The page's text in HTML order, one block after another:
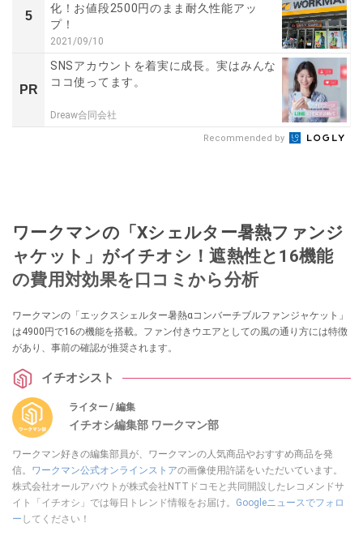
5
化！お値段2500円のまま耐久性能アッ
プ！
2021/09/10
PR
SNSアカウントを着実に成長。実はみんな
ココ使ってます。
Dreaw合同会社
Recommended by
ワークマンの「Xシェルター暑熱ファンジ
ャケット」がイチオシ！遮熱性と16機能
の費用対効果を口コミから分析
ワークマンの「エックスシェルター暑熱αコンバーチブルファンジャケット」
は4900円で16の機能を搭載。ファン付きウエアとしての風の通り方には特徴
があり、事前の確認が推奨されます。
イチオシスト
ライター / 編集
イチオシ編集部 ワークマン部
ワークマン好きの編集部員が、ワークマンの人気商品やおすすめ商品を発
信。 ワークマン公式オンラインストアの画像使用許諾をいただいています。
株式会社オールアバウトが株式会社NTTドコモと共同開設したレコメンドサ
イト「イチオシ」では毎日トレンド情報をお届け。 Googleニュースでフォロ
ー してください！